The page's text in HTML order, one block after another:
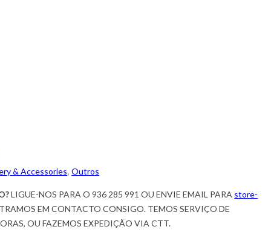
& Accessories,Outros
LIGUE-NOS PARA O 936 285 991 OU ENVIE EMAIL PARA store-
EM CONTACTO CONSIGO. TEMOS SERVIÇO DE
OU FAZEMOS EXPEDIÇÃO VIA CTT.